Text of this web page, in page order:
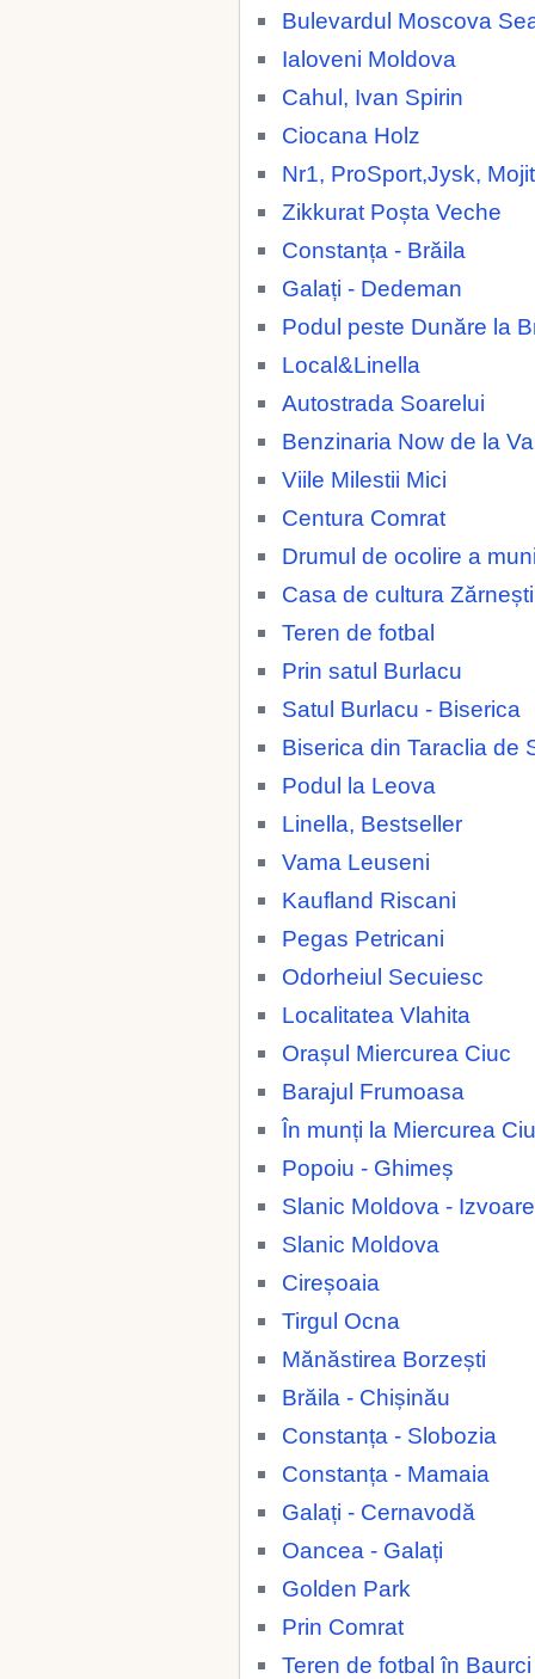
Bulevardul Moscova
Ialoveni Moldova
Cahul, Ivan Spirin
Ciocana Holz
Nr1, ProSport,Jysk,
Zikkurat Poșta Veche
Constanța - Brăila
Galați - Dedeman
Podul peste Dunăre la
Local&Linella
Autostrada Soarelui
Benzinaria Now de la
Viile Milestii Mici
Centura Comrat
Drumul de ocolire a
Casa de cultura Zărnești
Teren de fotbal
Prin satul Burlacu
Satul Burlacu - Biserica
Biserica din Taraclia de
Podul la Leova
Linella, Bestseller
Vama Leuseni
Kaufland Riscani
Pegas Petricani
Odorheiul Secuiesc
Localitatea Vlahita
Orașul Miercurea Ciuc
Barajul Frumoasa
În munți la Miercurea
Popoiu - Ghimeș
Slanic Moldova - Izvoare
Slanic Moldova
Cireșoaia
Tirgul Ocna
Mănăstirea Borzești
Brăila - Chișinău
Constanța - Slobozia
Constanța - Mamaia
Galați - Cernavodă
Oancea - Galați
Golden Park
Prin Comrat
Teren de fotbal în